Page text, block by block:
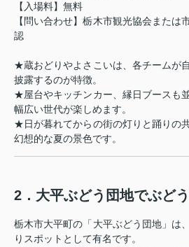
【入場料】無料
【問い合わせ】栃木市観光協会または
認
★蔵おどりやよさこいは、各チームが
披露するのが特徴。
★屋台やキッチンカー、縁日ブースも
幅広い世代が楽しめます。
★日が暮れてからの街の灯りと踊りの
幻想的な夏の景色です。
2．大平ぶどう団地でぶど
栃木市大平町の「大平ぶどう団地」は
りスポットとして有名です。